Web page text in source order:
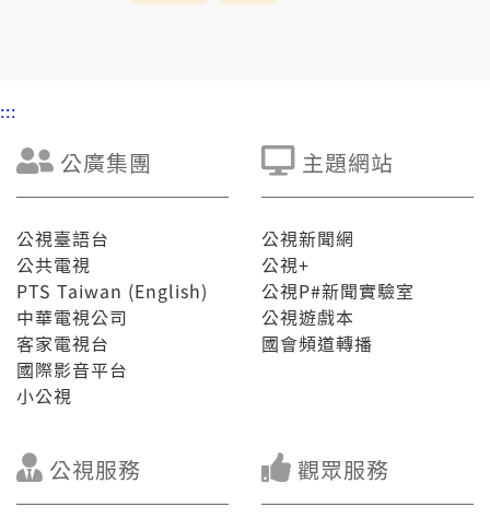
:::
公廣集團
公視臺語台
公共電視
PTS Taiwan (English)
中華電視公司
客家電視台
國際影音平台
小公視
主題網站
公視新聞網
公視+
公視P#新聞實驗室
公視遊戲本
國會頻道轉播
公視服務 觀眾服務